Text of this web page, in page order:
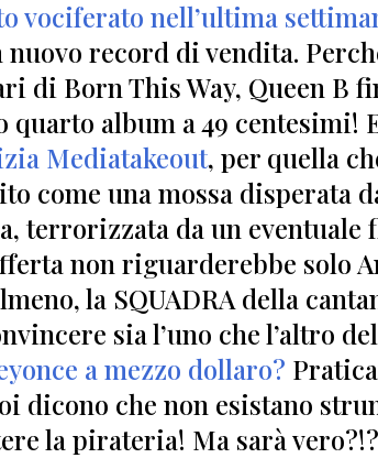
vociferato nell’ultima
nuovo record di vendita.
di Born This Way, Queen B
quarto album a 49 centesimi!
Mediatakeout, per quella
come una mossa disperata
terrorizzata da un eventuale
non riguarderebbe solo
la SQUADRA della
sia l’uno che l’altro
a mezzo dollaro?
dicono che non esistano
la pirateria! Ma sarà vero?!?